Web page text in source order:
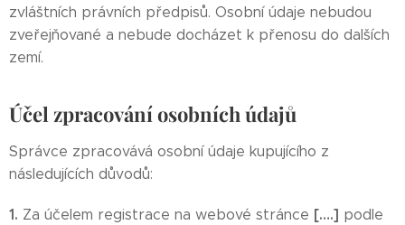
zvláštních právních předpisů. Osobní údaje nebudou
zveřejňované a nebude docházet k přenosu do dalších
zemí.
Účel zpracování osobních údajů
Správce zpracovává osobní údaje kupujícího z
následujících důvodů:
1. Za účelem registrace na webové stránce [….] podle